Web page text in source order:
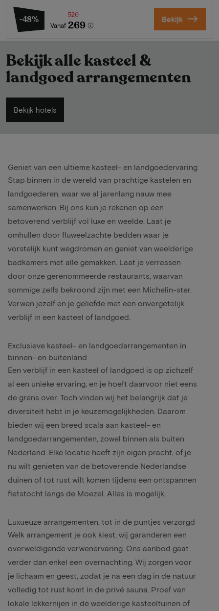
-48%
Vanaf
520
269 Bekijk
Bekijk alle kasteel &
landgoed arrangementen
Bekijk hotels
Geniet van een ultieme kasteel- en landgoedervaring
Stap binnen in de wereld van prachtige kastelen en
landgoederen, waar we al jarenlang nauw mee
samenwerken. Bij ons kun je rekenen op een
betoverend verblijf vol luxe en weelde. Laat je
omhullen door fluweelzachte bedden waar je
vorstelijk kunt wegdromen en geniet van weelderige
badkamers met alle gemakken. Laat je verrassen
door onze gerenommeerde restaurants, waarvan
sommige zelfs bekroond zijn met een Michelin-ster.
Verwen jezelf en je geliefde met een onvergetelijk
verblijf in een kasteel of landgoed.
Exclusieve kasteel- en landgoedarrangementen in
binnen- en buitenland
Een verblijf in een kasteel of landgoed is op zichzelf
al een unieke ervaring, en je hoeft daarvoor niet eens
de grens over. Toch vinden wij het belangrijk dat je
diversiteit hebt in je keuzemogelijkheden. Daarom
bieden wij een breed scala aan kasteel- en
landgoedarrangementen, zowel binnen als buiten
Nederland. Elke locatie heeft zijn eigen pracht, of je
nu wilt genieten van de betoverende Nederlandse
duinen of tot rust wilt komen tijdens een ontspannen
fietstocht langs de Moezel. Alles is mogelijk.
Luxueuze arrangementen, tot in de puntjes verzorgd
Welk arrangement je ook kiest, wij garanderen een
overweldigende verwenervaring. Ons aanbod gaat
verder dan enkel een overnachting. Wij zorgen voor
je lichaam en geest, zodat je na een dag in de natuur
volledig tot rust komt in de privé sauna. Proef van
lokale lekkernijen in de weelderige kasteeltuinen of